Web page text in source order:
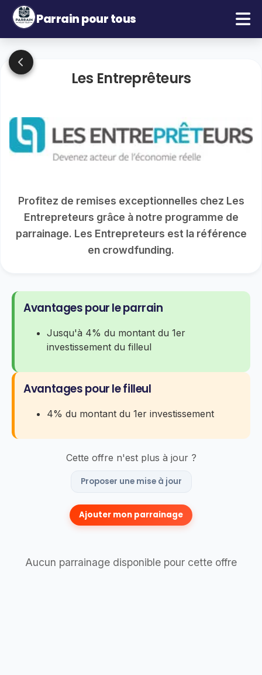
Parrain pour tous
Les Entreprêteurs
Profitez de remises exceptionnelles chez Les
Entrepreteurs grâce à notre programme de
parrainage. Les Entrepreteurs est la référence
en crowdfunding.
Avantages pour le parrain
Jusqu'à 4% du montant du 1er
investissement du filleul
Avantages pour le filleul
4% du montant du 1er investissement
Cette offre n'est plus à jour ?
Proposer une mise à jour
Ajouter mon parrainage
Aucun parrainage disponible pour cette offre